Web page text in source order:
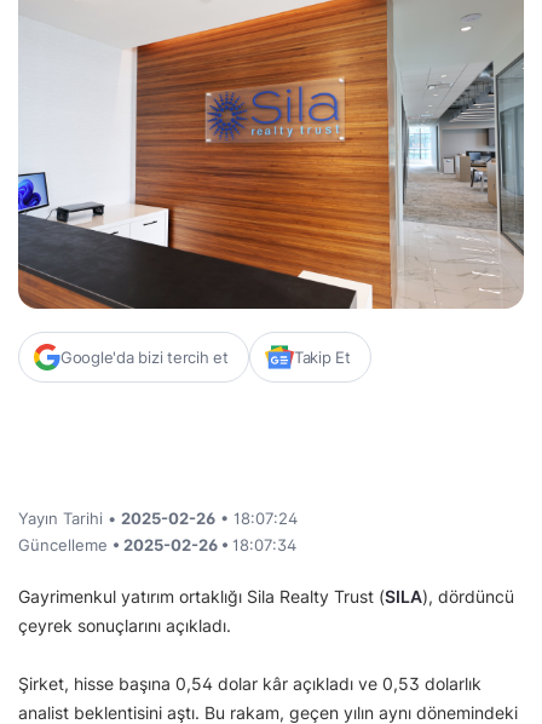
Google'da bizi tercih et Takip Et
Yayın Tarihi • 2025-02-26 • 18:07:24
Güncelleme • 2025-02-26 • 18:07:34
Gayrimenkul yatırım ortaklığı Sila Realty Trust (SILA), dördüncü
çeyrek sonuçlarını açıkladı.
Şirket, hisse başına 0,54 dolar kâr açıkladı ve 0,53 dolarlık
analist beklentisini aştı. Bu rakam, geçen yılın aynı dönemindeki